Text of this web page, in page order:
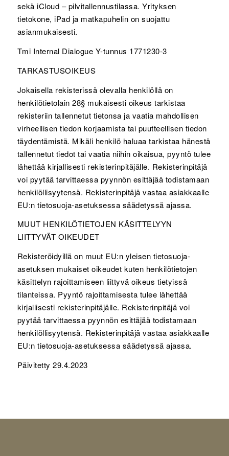
sekä iCloud – pilvitallennustilassa. Yrityksen
tietokone, iPad ja matkapuhelin on suojattu
asianmukaisesti.
Tmi Internal Dialogue Y-tunnus 1771230-3
TARKASTUSOIKEUS
Jokaisella rekisterissä olevalla henkilöllä on
henkilötietolain 28§ mukaisesti oikeus tarkistaa
rekisteriin tallennetut tietonsa ja vaatia mahdollisen
virheellisen tiedon korjaamista tai puutteellisen tiedon
täydentämistä. Mikäli henkilö haluaa tarkistaa hänestä
tallennetut tiedot tai vaatia niihin oikaisua, pyyntö tulee
lähettää kirjallisesti rekisterinpitäjälle. Rekisterinpitäjä
voi pyytää tarvittaessa pyynnön esittäjää todistamaan
henkilöllisyytensä. Rekisterinpitäjä vastaa asiakkaalle
EU:n tietosuoja-asetuksessa säädetyssä ajassa.
MUUT HENKILÖTIETOJEN KÄSITTELYYN
LIITTYVÄT OIKEUDET
Rekisteröidyillä on muut EU:n yleisen tietosuoja-
asetuksen mukaiset oikeudet kuten henkilötietojen
käsittelyn rajoittamiseen liittyvä oikeus tietyissä
tilanteissa. Pyyntö rajoittamisesta tulee lähettää
kirjallisesti rekisterinpitäjälle. Rekisterinpitäjä voi
pyytää tarvittaessa pyynnön esittäjää todistamaan
henkilöllisyytensä. Rekisterinpitäjä vastaa asiakkaalle
EU:n tietosuoja-asetuksessa säädetyssä ajassa.
Päivitetty 29.4.2023